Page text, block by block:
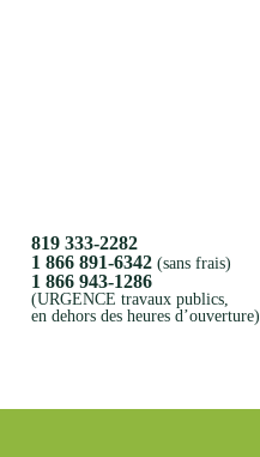
819 333-2282
1 866 891-6342 (sans frais)
1 866 943-1286
(URGENCE travaux publics,
en dehors des heures d’ouverture)